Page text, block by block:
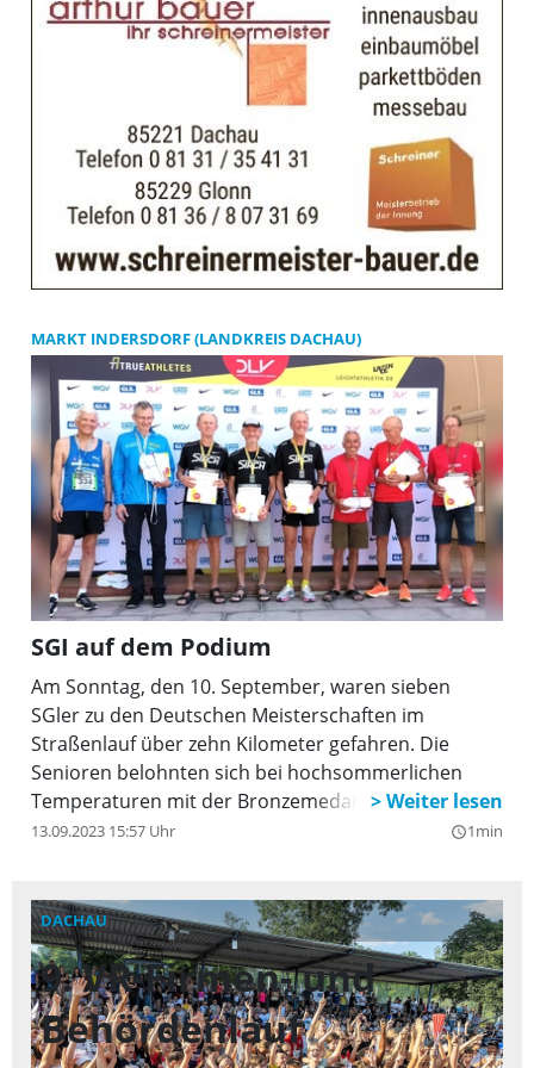
MARKT INDERSDORF (LANDKREIS DACHAU)
SGI auf dem Podium
Am Sonntag, den 10. September, waren sieben
SGler zu den Deutschen Meisterschaften im
Straßenlauf über zehn Kilometer gefahren. Die
Senioren belohnten sich bei hochsommerlichen
Temperaturen mit der Bronzemedaille in der
Teamwertung der Klasse M65 – M90. Hier durften
Empfang nehmen.
13.09.2023 15:57 Uhr query_builder1min
DACHAU
9. VR-Firmen- und
Behördenlauf